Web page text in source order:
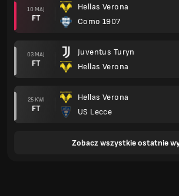
10 MAJ
FT
Hellas Verona
Como 1907
03 MAJ
FT
Juventus Turyn
Hellas Verona
25 KWI
FT
Hellas Verona
US Lecce
Zobacz wszystkie ostatnie